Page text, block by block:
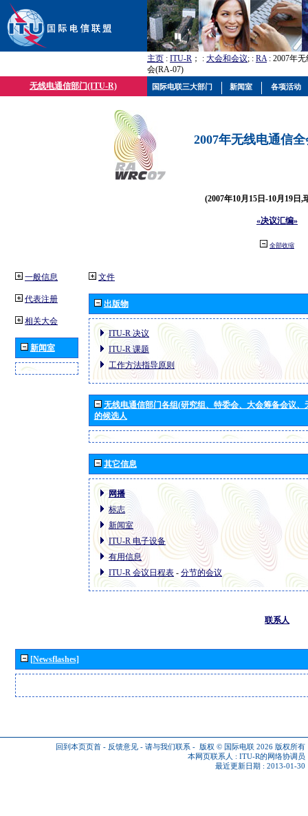
主页 : ITU-R ； : 大会和会议; : RA: 2007年
会(RA-07)
无线电通信部门(ITU-R)
2007年无线电通信
(2007年10月15日-10月19日,
«决议汇编»
全部收缩
一般信息
代表注册
相关大会
新闻室
文件
出版物
ITU-R 决议
ITU-R 课题
工作方法指导原则
无线电通信部门各组(研究组、特委会、大会筹备会议
的候选人
其它信息
网播
标志
新闻室
ITU-R 电子设备
有用信息
ITU-R 会议日程表 - 分节的会议
联系人
[Newsflashes]
回到本页页首 - 反馈意见 - 请与我们联系 - 版权 © 国际电联 2026 版权所有
本网页联系人 : ITU-R的网络协调员
最近更新日期 : 2013-01-30
国际电联三大部门 新闻室 各项活动